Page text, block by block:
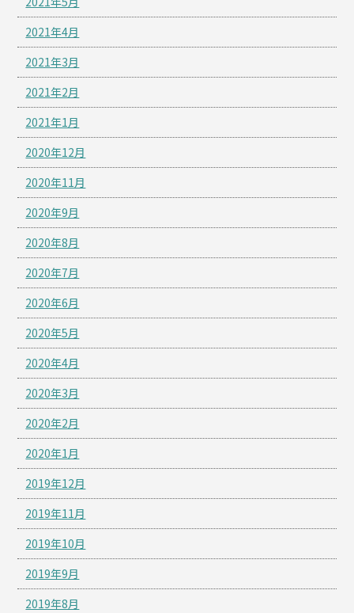
2021年4月
2021年3月
2021年2月
2021年1月
2020年12月
2020年11月
2020年9月
2020年8月
2020年7月
2020年6月
2020年5月
2020年4月
2020年3月
2020年2月
2020年1月
2019年12月
2019年11月
2019年10月
2019年9月
2019年8月